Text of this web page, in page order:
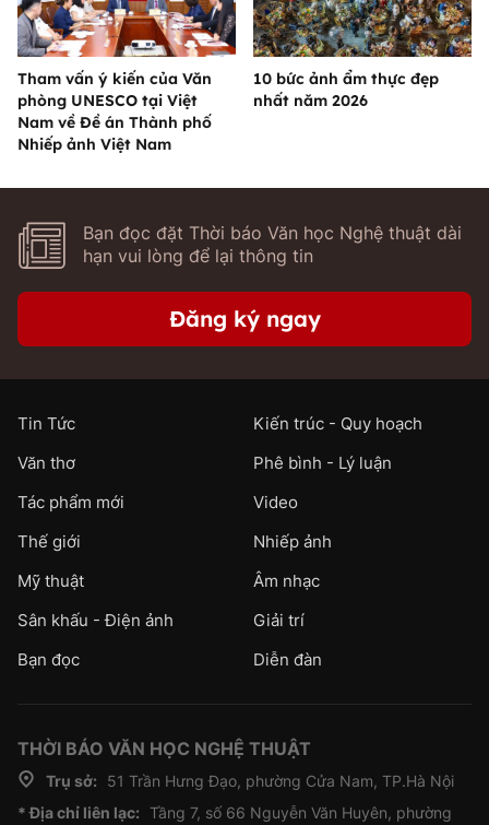
Tham vấn ý kiến của Văn
phòng UNESCO tại Việt
Nam về Đề án Thành phố
Nhiếp ảnh Việt Nam
10 bức ảnh ẩm thực đẹp
nhất năm 2026
Bạn đọc đặt Thời báo Văn học Nghệ thuật dài
hạn vui lòng để lại thông tin
Đăng ký ngay
Tin Tức
Kiến trúc - Quy hoạch
Văn thơ
Phê bình - Lý luận
Tác phẩm mới
Video
Thế giới
Nhiếp ảnh
Mỹ thuật
Âm nhạc
Sân khấu - Điện ảnh
Giải trí
Bạn đọc
Diễn đàn
THỜI BÁO VĂN HỌC NGHỆ THUẬT
Trụ sở:
51 Trần Hưng Đạo, phường Cửa Nam, TP.Hà Nội
* Địa chỉ liên lạc: Tầng 7, số 66 Nguyễn Văn Huyên, phường